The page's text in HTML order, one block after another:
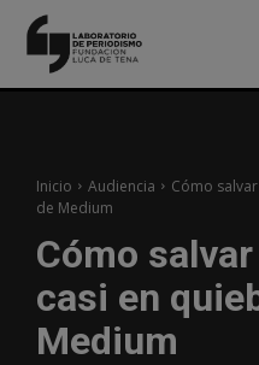
Inicio Audiencia
Cómo
de Medium
Cómo
casi en
Medium